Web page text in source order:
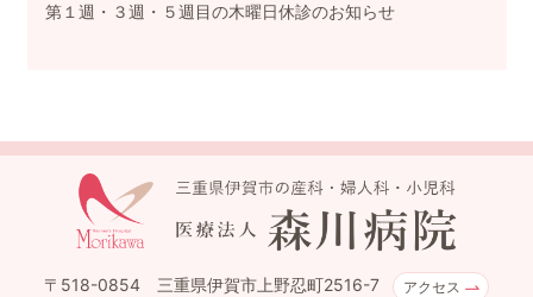
第１週・３週・５週目の木曜日休診のお知らせ
〒518-0854 三重県伊賀市上野忍町2516-7 アクセス